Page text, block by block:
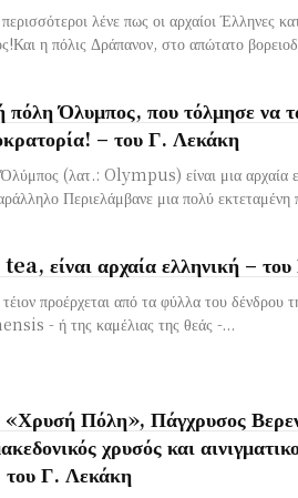
λένε πως οι αρχαίοι Έλληνες
η πόλις Δράπανον, στο απώτατο
πόλη Όλυμπος, που τόλμησε να
– του Γ. Λεκάκη
(λατ.: Olympus) είναι μια αρχαία
περιοχή -
είναι αρχαία ελληνική –
προέρχεται από τα φύλλα του δένδρου
- ή της καμέλιας της θεάς -...
«Χρυσή Πόλη», Πάγχρυσος
χρυσός και
του Γ. Λεκάκη